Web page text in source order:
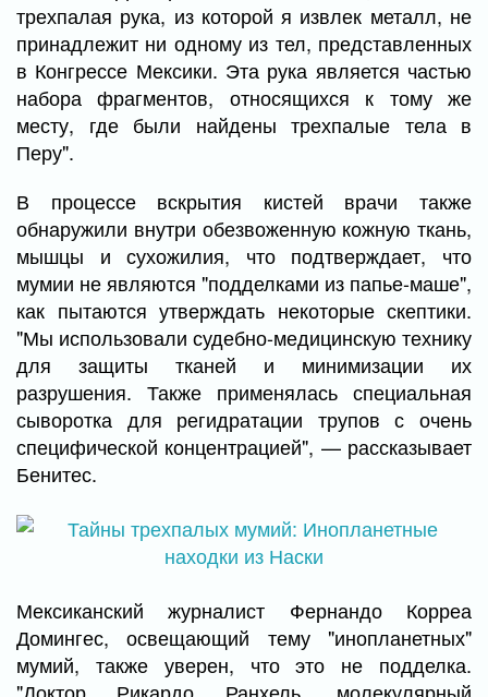
трехпалая рука, из которой я извлек металл, не
принадлежит ни одному из тел, представленных
в Конгрессе Мексики. Эта рука является частью
набора фрагментов, относящихся к тому же
месту, где были найдены трехпалые тела в
Перу".
В процессе вскрытия кистей врачи также
обнаружили внутри обезвоженную кожную ткань,
мышцы и сухожилия, что подтверждает, что
мумии не являются "подделками из папье-маше",
как пытаются утверждать некоторые скептики.
"Мы использовали судебно-медицинскую технику
для защиты тканей и минимизации их
разрушения. Также применялась специальная
сыворотка для регидратации трупов с очень
специфической концентрацией", — рассказывает
Бенитес.
Мексиканский журналист Фернандо Корреа
Домингес, освещающий тему "инопланетных"
мумий, также уверен, что это не подделка.